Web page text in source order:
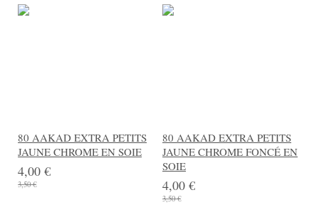
80 AAKAD EXTRA PETITS
JAUNE CHROME EN SOIE
4,00 €
3,50 €
80 AAKAD EXTRA PETITS
JAUNE CHROME FONCÉ EN
SOIE
4,00 €
3,50 €